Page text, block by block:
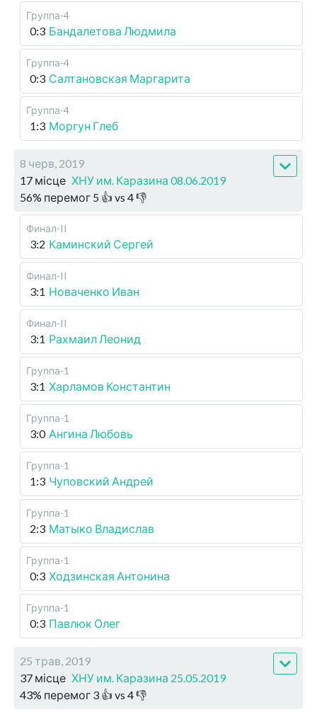
Группа-4
0:3 Бандалетова Людмила
Группа-4
0:3 Салтановская Маргарита
Группа-4
1:3 Моргун Глеб
8 черв, 2019
17 місце ХНУ им. Каразина 08.06.2019
56% перемог 5 👍 vs 4👎
Финал-II
3:2 Каминский Сергей
Финал-II
3:1 Новаченко Иван
Финал-II
3:1 Рахмаил Леонид
Группа-1
3:1 Харламов Константин
Группа-1
3:0 Ангина Любовь
Группа-1
1:3 Чуповский Андрей
Группа-1
2:3 Матыко Владислав
Группа-1
0:3 Ходзинская Антонина
Группа-1
0:3 Павлюк Олег
25 трав, 2019
37 місце ХНУ им. Каразина 25.05.2019
43% перемог 3 👍 vs 4👎